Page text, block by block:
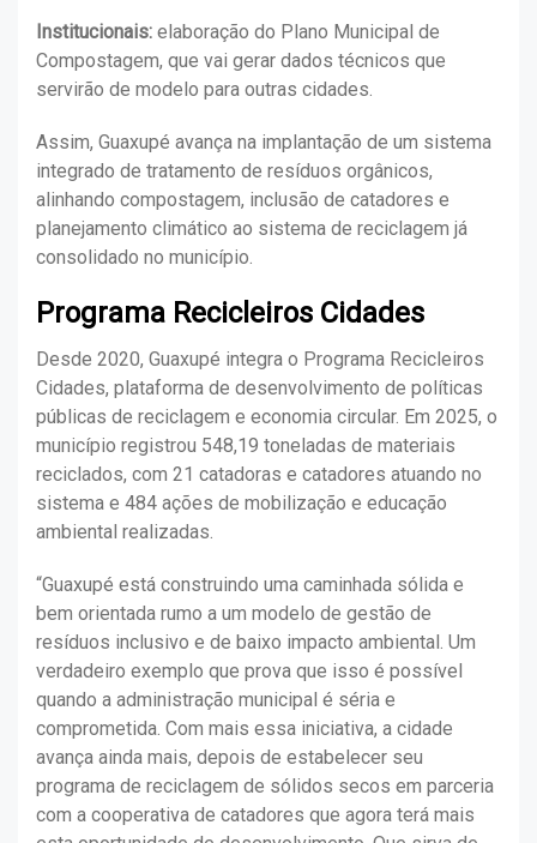
Institucionais: elaboração do Plano Municipal de
Compostagem, que vai gerar dados técnicos que
servirão de modelo para outras cidades.
Assim, Guaxupé avança na implantação de um sistema
integrado de tratamento de resíduos orgânicos,
alinhando compostagem, inclusão de catadores e
planejamento climático ao sistema de reciclagem já
consolidado no município.
Programa Recicleiros Cidades
Desde 2020, Guaxupé integra o Programa Recicleiros
Cidades, plataforma de desenvolvimento de políticas
públicas de reciclagem e economia circular. Em 2025, o
município registrou 548,19 toneladas de materiais
reciclados, com 21 catadoras e catadores atuando no
sistema e 484 ações de mobilização e educação
ambiental realizadas.
“Guaxupé está construindo uma caminhada sólida e
bem orientada rumo a um modelo de gestão de
resíduos inclusivo e de baixo impacto ambiental. Um
verdadeiro exemplo que prova que isso é possível
quando a administração municipal é séria e
comprometida. Com mais essa iniciativa, a cidade
avança ainda mais, depois de estabelecer seu
programa de reciclagem de sólidos secos em parceria
com a cooperativa de catadores que agora terá mais